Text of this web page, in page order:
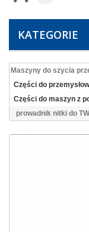
KATEGORIE
Maszyny do szycia
Części do
Części do maszyn z
prowadnik nitki do